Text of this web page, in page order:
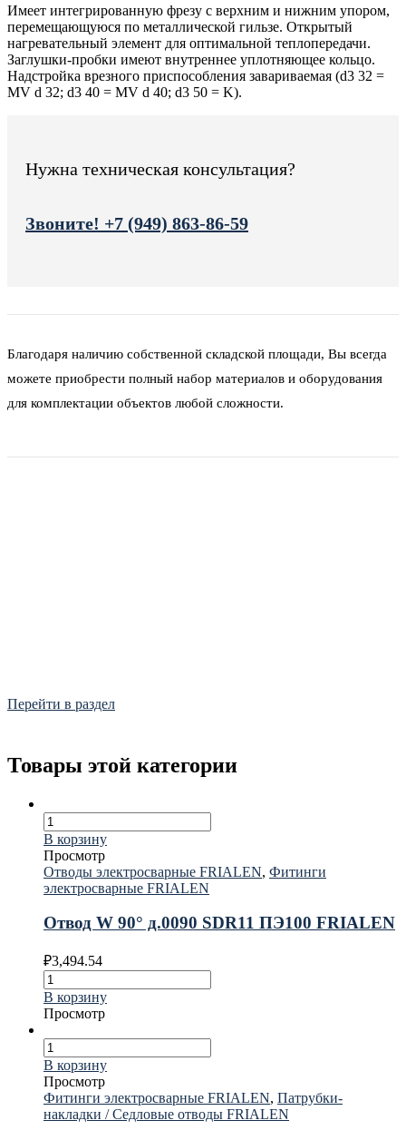
Имеет интегрированную фрезу с верхним и нижним упором,
перемещающуюся по металлической гильзе. Открытый
нагревательный элемент для оптимальной теплопередачи.
Заглушки-пробки имеют внутреннее уплотняющее кольцо.
Надстройка врезного приспособления завариваемая (d3 32 =
MV d 32; d3 40 = MV d 40; d3 50 = K).
Нужна техническая консультация?
Звоните! +7 (949) 863-86-59
Благодаря наличию собственной складской площади, Вы всегда
можете приобрести полный набор материалов и оборудования
для комплектации объектов любой сложности.
Перейти в раздел
Товары этой категории
В корзину
Просмотр
Отводы электросварные FRIALEN, Фитинги
электросварные FRIALEN
Отвод W 90° д.0090 SDR11 ПЭ100 FRIALEN
₽3,494.54
В корзину
Просмотр
В корзину
Просмотр
Фитинги электросварные FRIALEN, Патрубки-
накладки / Седловые отводы FRIALEN